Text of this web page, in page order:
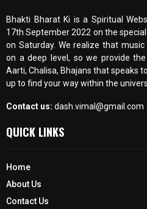
Bhakti Bharat Ki is a Spiritual
17th September 2022 on the
on Saturday. We realize that
on a deep level, so we provide
Aarti, Chalisa, Bhajans that speaks
up to find your way within the
Contact us: dash.vimal@gmail.com
QUICK LINKS
Home
About Us
Contact Us